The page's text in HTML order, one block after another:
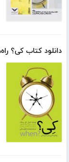
دانلود کتاب کی؟